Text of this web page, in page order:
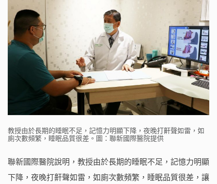
教授由於長期的睡眠不足，記憶力明顯下降，夜晚打鼾聲如雷，如
廁次數頻繁，睡眠品質很差。圖：聯新國際醫院提供
聯新國際醫院說明，教授由於長期的睡眠不足，記憶力明顯
下降，夜晚打鼾聲如雷，如廁次數頻繁，睡眠品質很差，讓